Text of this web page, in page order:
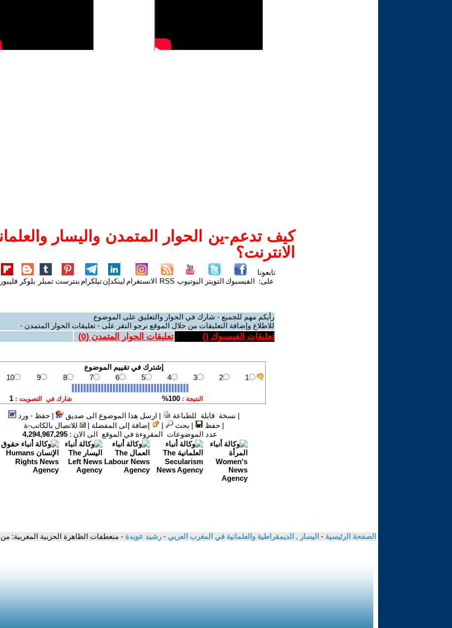
كيف تدعم-ين الحوار المتمدن واليسار
الانترنت؟
تابعونا
على: الفيسبوك التويتر اليوتيوب RSS الانستغرام لينكدإنتيلكرام بنترست تمبلر بلوكر
رأيكم مهم للجميع - شارك في الحوار والتعليق على الموضوع
للاطلاع وإضافة التعليقات من خلال الموقع نرجو النقر على - تعليقات الحوار المتمدن -
تعليقات الفيسبوك () تعليقات الحوار المتمدن (0
)
| نسخة قابلة للطباعة | ارسل هذا الموضوع الى صديق |حفظ - ورد
|حفظ | بحث | إضافة إلى المفضلة |
للاتصال بالكاتب-ة
عدد الموضوعات المقروءة في الموقع الى الان : 4,294,967,295
الصفحة الرئيسية - اليسار , الديمقراطية والعلمانية في المغرب العربي - رشيد عوبدة - منعطفات الظاهرة الحزبية المغربية: